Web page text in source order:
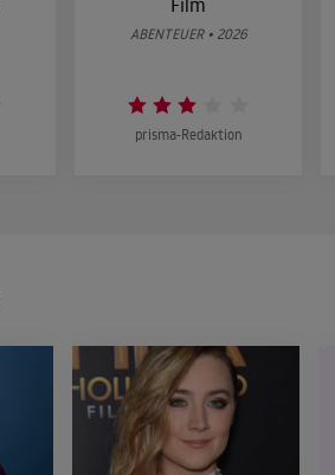
Film
ABENTEUER • 2026
prisma-Redaktion